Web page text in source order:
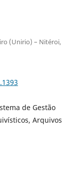
(Unirio) – Nitéroi,
de Gestão
Arquivos